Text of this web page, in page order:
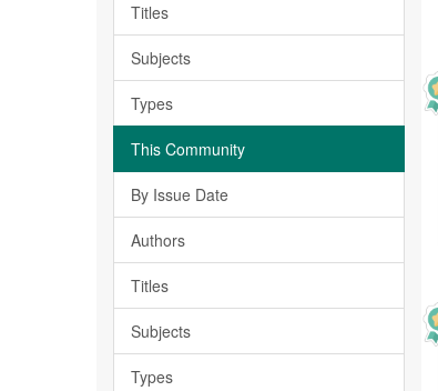
Titles
Subjects
Types
This Community
By Issue Date
Authors
Titles
Subjects
Types